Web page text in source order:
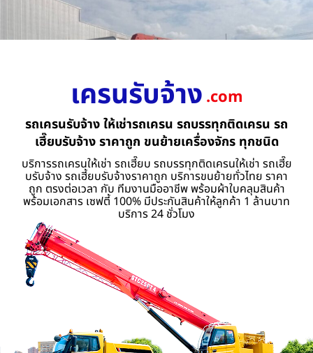
เครนรับจ้าง .com
รถเครนรับจ้าง ให้เช่ารถเครน รถบรรทุกติดเครน รถ
เฮี๊ยบรับจ้าง ราคาถูก ขนย้ายเครื่องจักร ทุกชนิด
บริการรถเครนให้เช่า รถเฮี๊ยบ รถบรรทุกติดเครนให้เช่า รถเฮี๊ย
บรับจ้าง รถเฮี้ยบรับจ้างราคาถูก บริการขนย้ายทั่วไทย ราคา
ถูก ตรงต่อเวลา กับ ทีมงานมืออาชีพ พร้อมผ้าใบคลุมสินค้า
พร้อมเอกสาร เซฟตี้ 100% มีประกันสินค้าให้ลูกค้า 1 ล้านบาท
บริการ 24 ชั่วโมง